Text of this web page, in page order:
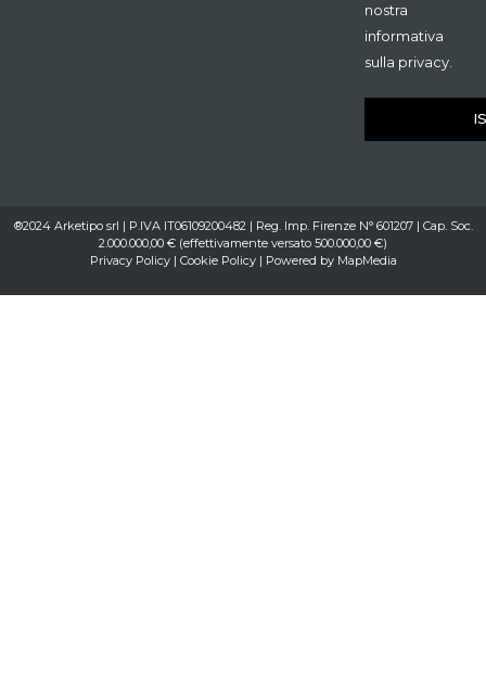
nostra
informativa
sulla privacy.
®2024 Arketipo srl | P.IVA IT06109200482 | Reg. Imp. Firenze N° 601207 | Cap. Soc.
2.000.000,00 € (effettivamente versato 500.000,00 €)
Privacy Policy| Cookie Policy| Powered by MapMedia